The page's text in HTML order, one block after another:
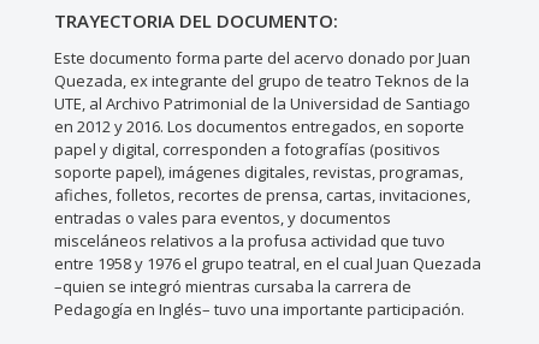
TRAYECTORIA DEL DOCUMENTO:
Este documento forma parte del acervo donado por Juan
Quezada, ex integrante del grupo de teatro Teknos de la
UTE, al Archivo Patrimonial de la Universidad de Santiago
en 2012 y 2016. Los documentos entregados, en soporte
papel y digital, corresponden a fotografías (positivos
soporte papel), imágenes digitales, revistas, programas,
afiches, folletos, recortes de prensa, cartas, invitaciones,
entradas o vales para eventos, y documentos
misceláneos relativos a la profusa actividad que tuvo
entre 1958 y 1976 el grupo teatral, en el cual Juan Quezada
–quien se integró mientras cursaba la carrera de
Pedagogía en Inglés– tuvo una importante participación.